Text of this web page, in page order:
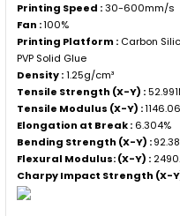
Printing Speed :30-600mm/s
Fan :100%
Printing Platform : Carbon
PVP Solid Glue
Density :1.25g/cm³
Tensile Strength (X-Y) :
Tensile Modulus (X-Y) :
Elongation at Break : 6.304%
Bending Strength (X-Y) :
Flexural Modulus: (X-Y) :
Charpy Impact Strength (X-